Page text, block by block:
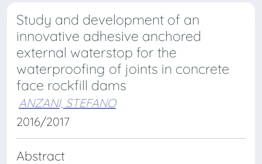
Study and development of an
innovative adhesive anchored
external waterstop for the
waterproofing of joints in concrete
face rockfill dams
ANZANI, STEFANO
2016/2017
Abstract